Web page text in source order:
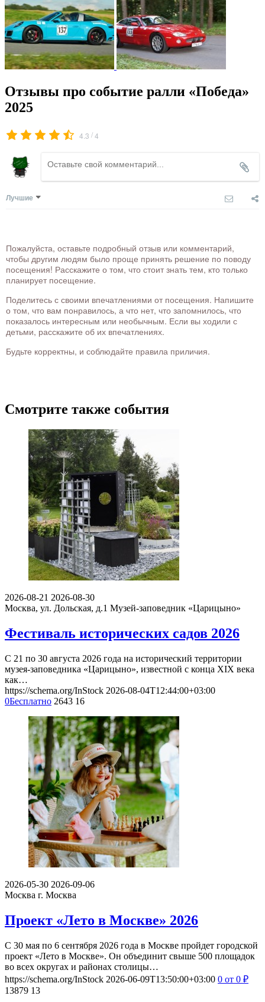
Отзывы про событие ралли «Победа»
2025
4.3 /4
Лучшие
Пожалуйста, оставьте подробный отзыв или комментарий,
чтобы другим людям было проще принять решение по поводу
посещения! Расскажите о том, что стоит знать тем, кто только
планирует посещение.
Поделитесь с своими впечатлениями от посещения. Напишите
о том, что вам понравилось, а что нет, что запомнилось, что
показалось интересным или необычным. Если вы ходили с
детьми, расскажите об их впечатлениях.
Будьте корректны, и соблюдайте правила приличия.
Смотрите также события
2026-08-21 2026-08-30
Москва, ул. Дольская, д.1 Музей-заповедник «Царицыно»
Фестиваль исторических садов 2026
С 21 по 30 августа 2026 года на исторический территории
музея-заповедника «Царицыно», известной с конца XIX века
как…
https://schema.org/InStock 2026-08-04T12:44:00+03:00
0Бесплатно 2643 16
2026-05-30 2026-09-06
Москва г. Москва
Проект «Лето в Москве» 2026
С 30 мая по 6 сентября 2026 года в Москве пройдет городской
проект «Лето в Москве». Он объединит свыше 500 площадок
во всех округах и районах столицы…
https://schema.org/InStock 2026-06-09T13:50:00+03:00 0 от 0 ₽
13879 13